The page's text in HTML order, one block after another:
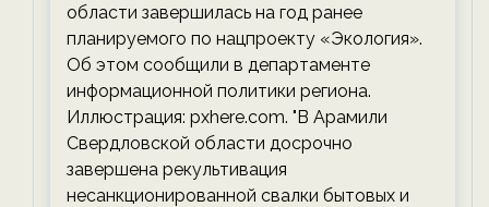
области завершилась на год ранее
планируемого по нацпроекту «Экология».
Об этом сообщили в департаменте
информационной политики региона.
Иллюстрация: pxhere.com. "В Арамили
Свердловской области досрочно
завершена рекультивация
несанкционированной свалки бытовых и